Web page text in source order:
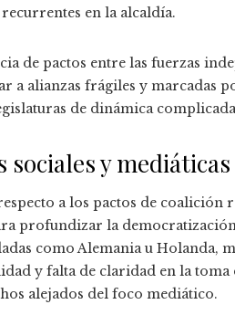
en la alcaldía.
de pactos entre las fuerzas
a alianzas frágiles y marcadas
de dinámica
sociales y mediáticas
a los pactos de coalición
profundizar la
como Alemania u Holanda,
y falta de claridad en la toma
alejados del foco mediático.